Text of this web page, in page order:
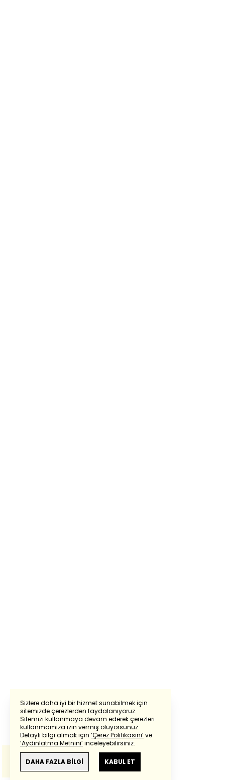
Sizlere daha iyi bir hizmet sunabilmek için
sitemizde çerezlerden faydalanıyoruz.
Sitemizi kullanmaya devam ederek çerezleri
kullanmamıza izin vermiş oluyorsunuz.
Detaylı bilgi almak için ‘Çerez Politikasını’ve
‘Aydınlatma Metnini’inceleyebilirsiniz.
DAHA FAZLA BİLGİ KABUL ET
Powered by Translate
Bu çevirideGoogle Transletekullanılmıştır.
Anlam ve çeviri hatalarından
haberturk.com
sorumlu değildir.